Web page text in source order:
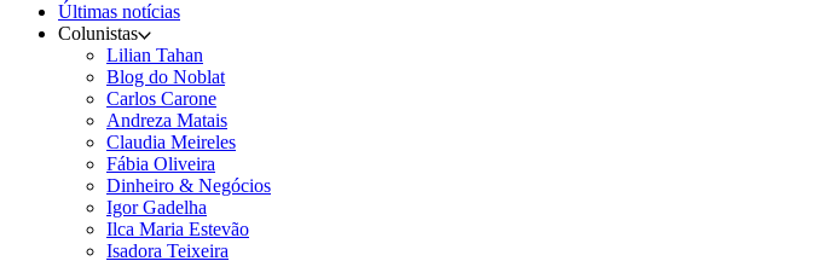
Últimas notícias
Colunistas
Lilian Tahan
Blog do Noblat
Carlos Carone
Andreza Matais
Claudia Meireles
Fábia Oliveira
Dinheiro & Negócios
Igor Gadelha
Ilca Maria Estevão
Isadora Teixeira